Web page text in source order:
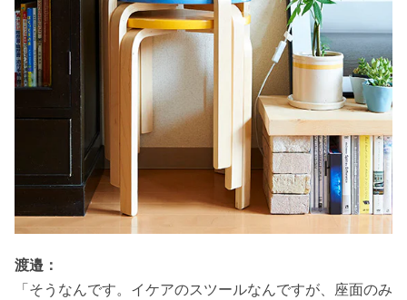
渡邉：
「そうなんです。イケアのスツールなんですが、座面のみ